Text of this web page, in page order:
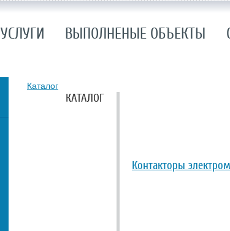
УСЛУГИ ВЫПОЛНЕНЫЕ ОБЪЕКТЫ
Каталог
КАТАЛОГ
Контакторы